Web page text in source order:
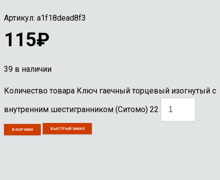
Артикул: a1f18dead8f3
115₽
39 в наличии
Количество товара Ключ гаечный торцевый изогнутый с
внутренним шестигранником (Ситомо) 22
В КОРЗИНУ БЫСТРЫЙ ЗАКАЗ